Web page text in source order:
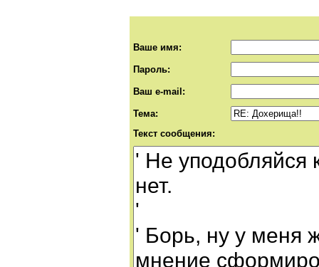
Ваше имя:
Пароль:
Ваш e-mail:
Тема:
Текст сообщения: